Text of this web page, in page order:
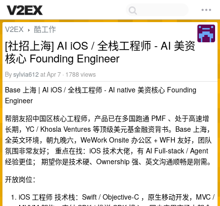
V2EX › 酷工作
[社招上海] AI iOS / 全栈工程师 - AI 美资
核心 Founding Engineer
Bysylvia612at Apr 7 · 1788 views
Base 上海 | AI iOS / 全栈工程师 - AI native 美资核心 Founding
Engineer
帮朋友招中国区核心工程师，产品已在多国跑通 PMF 、处于高速增
长期，YC / Khosla Ventures 等顶级美元基金融资背书。Base 上海，
全英文环境，朝九晚六，WeWork Onsite 办公区 + WFH 友好，团队
氛围非常友好； 重点在找：iOS 技术大佬，有 AI Full-stack / Agent
经验更佳； 期望你是技术硬、Ownership 强、英文沟通顺畅是刚需。
开放岗位：
iOS 工程师 技术栈：Swift / Objective-C ，原生移动开发，MVC /